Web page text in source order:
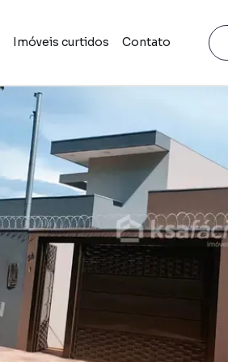
Imóveis curtidos Contato